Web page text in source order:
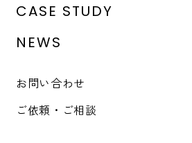
CASE STUDY
NEWS
お問い合わせ
ご依頼・ご相談